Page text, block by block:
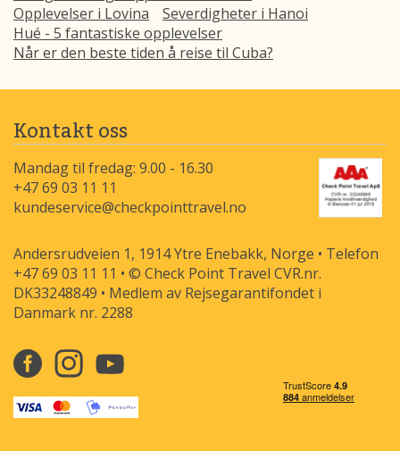
Opplevelser i Lovina
Severdigheter i Hanoi
Hué - 5 fantastiske opplevelser
Når er den beste tiden å reise til Cuba?
Kontakt oss
Mandag til fredag: 9.00 - 16.30
+47 69 03 11 11
kundeservice@checkpointtravel.no
Andersrudveien 1, 1914 Ytre Enebakk, Norge • Telefon
+47 69 03 11 11 • © Check Point Travel CVR.nr.
DK33248849 • Medlem av Rejsegarantifondet i
Danmark nr. 2288